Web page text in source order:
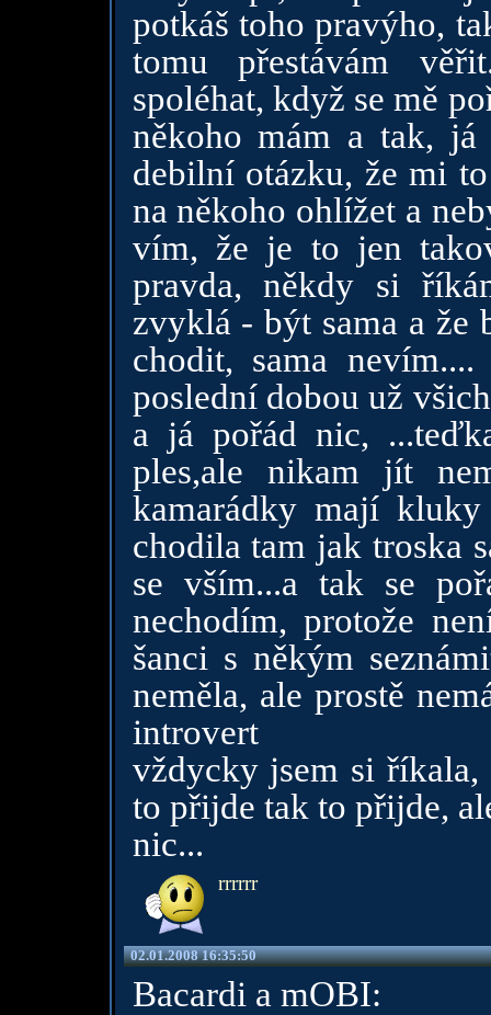
potkáš toho pravýho,
tomu přestávám
spoléhat, když se mě
někoho mám a tak,
debilní otázku, že mi
na někoho ohlížet a
vím, že je to jen
pravda, někdy si
zvyklá - být sama a že
chodit, sama
poslední dobou už
a já pořád nic,
ples,ale nikam jít
kamarádky mají
chodila tam jak troska
se vším...a tak se
nechodím, protože
šanci s někým
neměla, ale prostě
introvert
vždycky jsem si říkala,
to přijde tak to přijde,
nic...
rrrrrr
02.01.2008 16:35:50
Bacardi a mOBI: